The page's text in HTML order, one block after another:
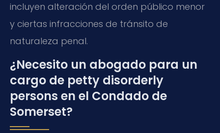
incluyen alteración del orden público menor
y ciertas infracciones de tránsito de
naturaleza penal.
¿Necesito un abogado para un
cargo de petty disorderly
persons en el Condado de
Somerset?